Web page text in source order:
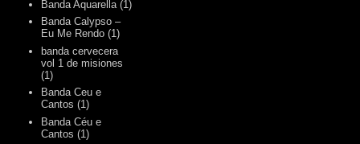
Banda Aquarella (1)
Banda Calypso –
Eu Me Rendo (1)
banda cervecera
vol 1 de misiones
(1)
Banda Ceu e
Cantos (1)
Banda Céu e
Cantos (1)